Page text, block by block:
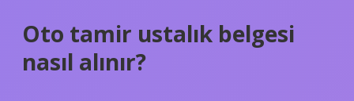
Oto tamir ustalık belgesi
nasıl alınır?